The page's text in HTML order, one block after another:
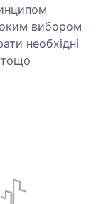
вибором
необхідні
тощо